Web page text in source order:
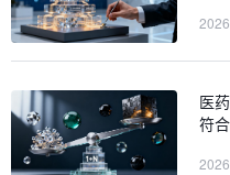
医
符